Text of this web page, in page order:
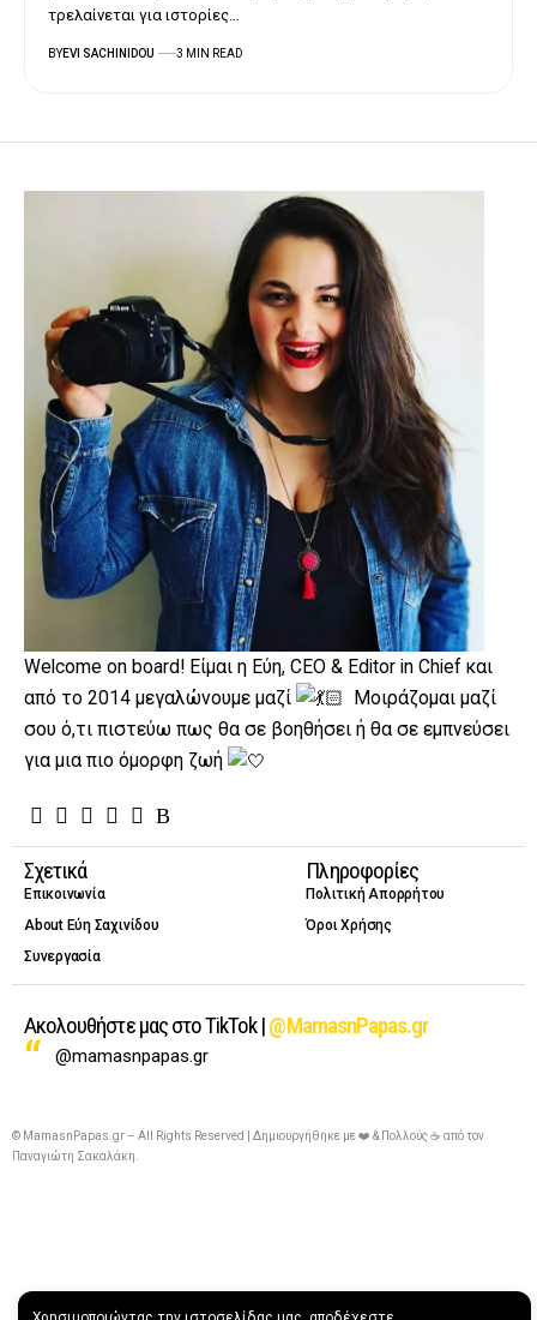
τρελαίνεται για ιστορίες…
BYEVI SACHINIDOU 3 MIN READ
Welcome on board! Είμαι η Εύη, CEO & Editor in Chief και
από το 2014 μεγαλώνουμε μαζί
Μοιράζομαι μαζί
σου ό,τι πιστεύω πως θα σε βοηθήσει ή θα σε εμπνεύσει
για μια πιο όμορφη ζωή
Σχετικά
Επικοινωνία
About Εύη Σαχινίδου
Συνεργασία
Πληροφορίες
Πολιτική Απορρήτου
Όροι Χρήσης
Ακολουθήστε μας στο TikTok |@MamasnPapas.gr
@mamasnpapas.gr
© MamasnPapas.gr – All Rights Reserved | Δημιουργήθηκε με ❤️ & Πολλούς ☕ από τον
Παναγιώτη Σακαλάκη.